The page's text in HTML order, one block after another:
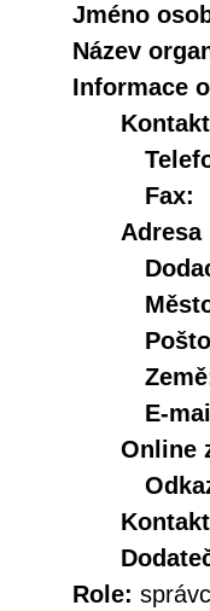
Jméno
Název
Informace
Fax:
Adresa
E-
Online
Role: